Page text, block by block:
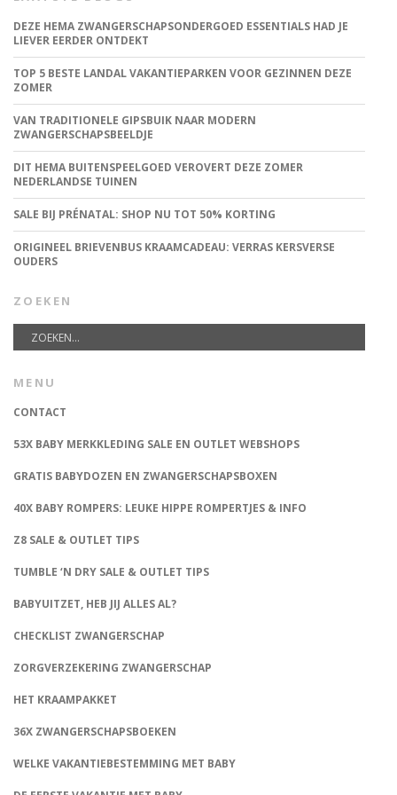
DEZE HEMA ZWANGERSCHAPSONDERGOED ESSENTIALS HAD JE
LIEVER EERDER ONTDEKT
TOP 5 BESTE LANDAL VAKANTIEPARKEN VOOR GEZINNEN DEZE
ZOMER
VAN TRADITIONELE GIPSBUIK NAAR MODERN
ZWANGERSCHAPSBEELDJE
DIT HEMA BUITENSPEELGOED VEROVERT DEZE ZOMER
NEDERLANDSE TUINEN
SALE BIJ PRÉNATAL: SHOP NU TOT 50% KORTING
ORIGINEEL BRIEVENBUS KRAAMCADEAU: VERRAS KERSVERSE
OUDERS
ZOEKEN
MENU
CONTACT
53X BABY MERKKLEDING SALE EN OUTLET WEBSHOPS
GRATIS BABYDOZEN EN ZWANGERSCHAPSBOXEN
40X BABY ROMPERS: LEUKE HIPPE ROMPERTJES & INFO
Z8 SALE & OUTLET TIPS
TUMBLE ‘N DRY SALE & OUTLET TIPS
BABYUITZET, HEB JIJ ALLES AL?
CHECKLIST ZWANGERSCHAP
ZORGVERZEKERING ZWANGERSCHAP
HET KRAAMPAKKET
36X ZWANGERSCHAPSBOEKEN
WELKE VAKANTIEBESTEMMING MET BABY